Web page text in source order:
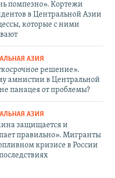
помпезно». Кортежи
в Центральной Азии
которые с ними
АЗИЯ
решение».
амнистии в Центральной
панацея от проблемы?
АЗИЯ
защищается и
правильно». Мигранты
кризисе в России